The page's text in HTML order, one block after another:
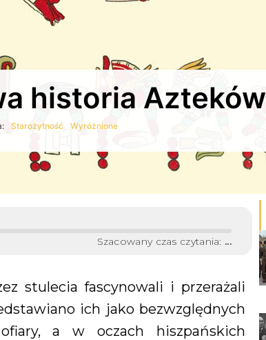
historia Azteków
Starożytność Wyróżnione
Szacowany czas czytania: ...
stulecia fascynowali i przerażali
ich jako bezwzględnych
a w oczach hiszpańskich